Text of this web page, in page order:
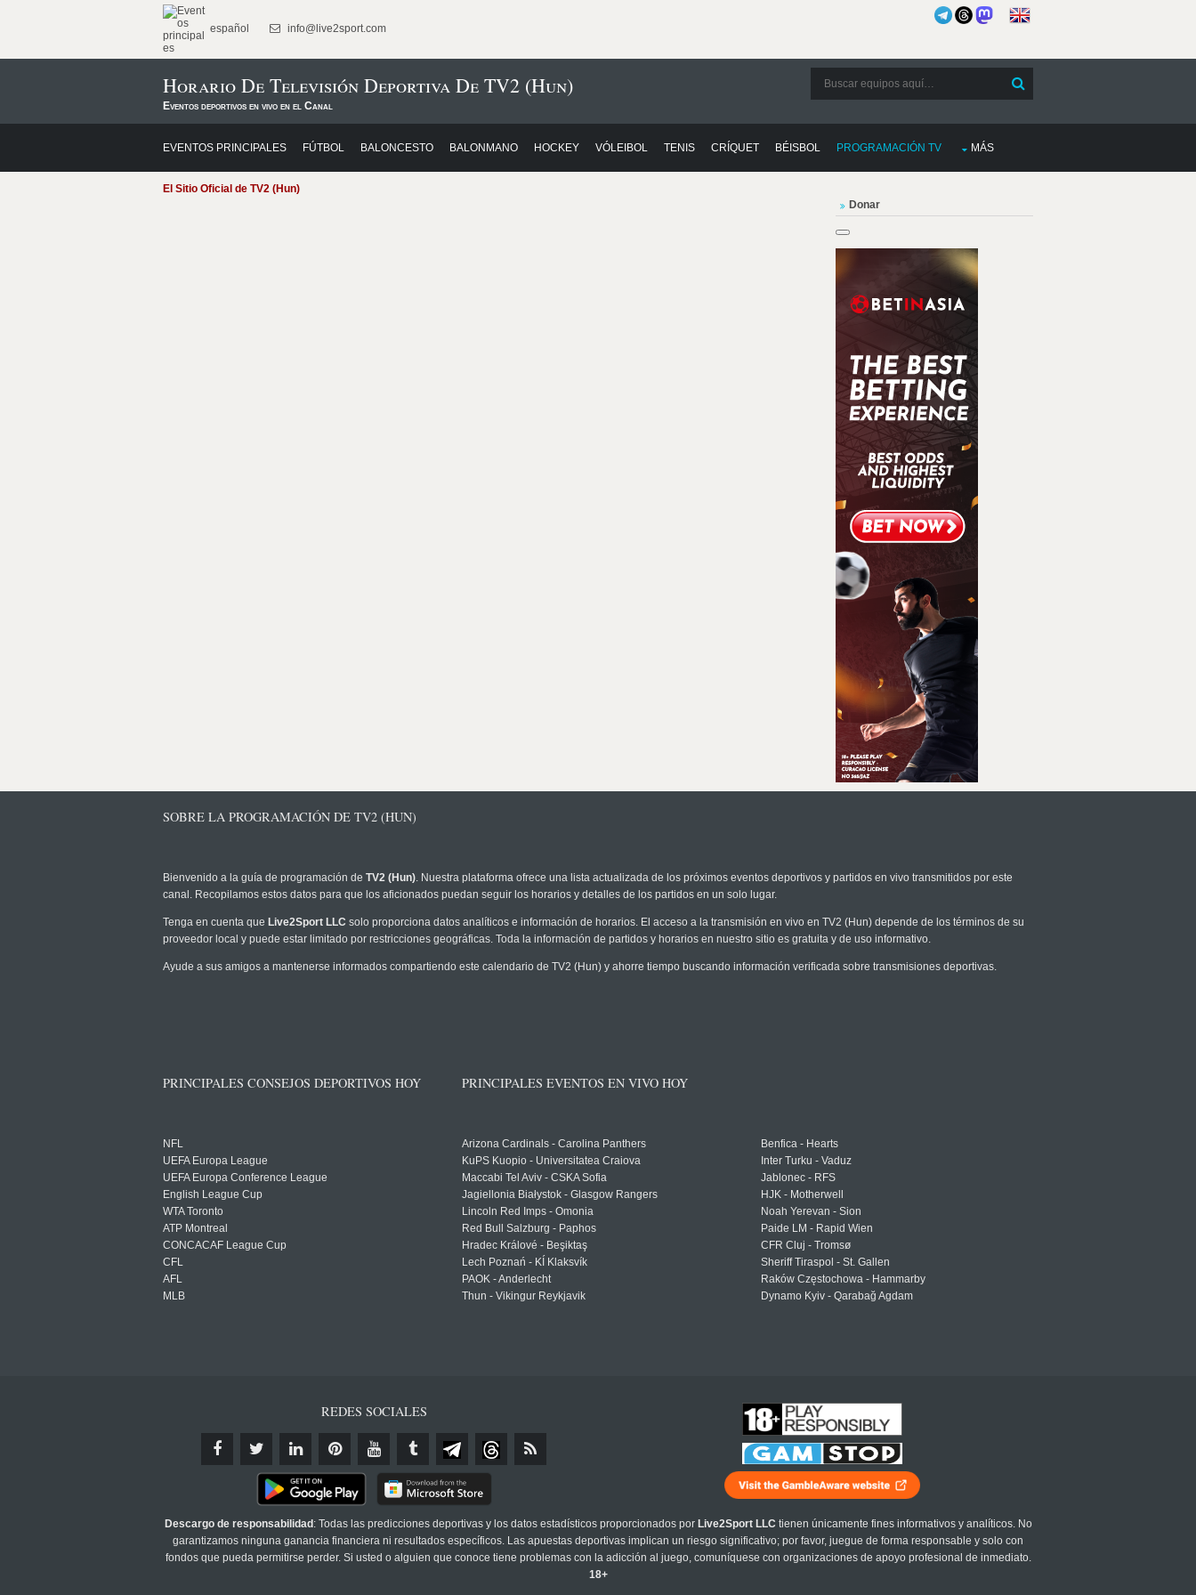
español info@live2sport.com
Horario De Televisión Deportiva De TV2 (Hun)
Eventos deportivos en vivo en el Canal
EVENTOS PRINCIPALES FÚTBOL BALONCESTO BALONMANO HOCKEY VÓLEIBOL TENIS CRÍQUET BÉISBOL PROGRAMACIÓN TV MÁS
El Sitio Oficial de TV2 (Hun)
Donar
SOBRE LA PROGRAMACIÓN DE TV2 (HUN)
Bienvenido a la guía de programación de TV2 (Hun). Nuestra plataforma ofrece una lista actualizada de los próximos eventos deportivos y partidos en vivo transmitidos por este
canal. Recopilamos estos datos para que los aficionados puedan seguir los horarios y detalles de los partidos en un solo lugar.
Tenga en cuenta que Live2Sport LLC solo proporciona datos analíticos e información de horarios. El acceso a la transmisión en vivo en TV2 (Hun) depende de los términos de su
proveedor local y puede estar limitado por restricciones geográficas. Toda la información de partidos y horarios en nuestro sitio es gratuita y de uso informativo.
Ayude a sus amigos a mantenerse informados compartiendo este calendario de TV2 (Hun) y ahorre tiempo buscando información verificada sobre transmisiones deportivas.
PRINCIPALES CONSEJOS DEPORTIVOS HOY
NFL
UEFA Europa League
UEFA Europa Conference League
English League Cup
WTA Toronto
ATP Montreal
CONCACAF League Cup
CFL
AFL
MLB
PRINCIPALES EVENTOS EN VIVO HOY
Arizona Cardinals - Carolina Panthers
KuPS Kuopio - Universitatea Craiova
Maccabi Tel Aviv - CSKA Sofia
Jagiellonia Białystok - Glasgow Rangers
Lincoln Red Imps - Omonia
Red Bull Salzburg - Paphos
Hradec Králové - Beşiktaş
Lech Poznań - KÍ Klaksvík
PAOK - Anderlecht
Thun - Vikingur Reykjavik
Benfica - Hearts
Inter Turku - Vaduz
Jablonec - RFS
HJK - Motherwell
Noah Yerevan - Sion
Paide LM - Rapid Wien
CFR Cluj - Tromsø
Sheriff Tiraspol - St. Gallen
Raków Częstochowa - Hammarby
Dynamo Kyiv - Qarabağ Agdam
REDES SOCIALES
Descargo de responsabilidad : Todas las predicciones deportivas y los datos estadísticos proporcionados por Live2Sport LLC tienen únicamente fines informativos y analíticos. No
garantizamos ninguna ganancia financiera ni resultados específicos. Las apuestas deportivas implican un riesgo significativo; por favor, juegue de forma responsable y solo con
fondos que pueda permitirse perder. Si usted o alguien que conoce tiene problemas con la adicción al juego, comuníquese con organizaciones de apoyo profesional de inmediato.
18+